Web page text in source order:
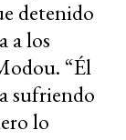
detenido
a los
“Él
sufriendo
lo